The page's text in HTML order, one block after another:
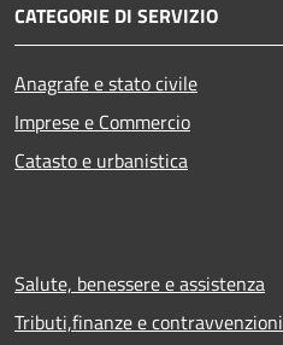
CATEGORIE DI SERVIZIO
Anagrafe e stato civile
Imprese e Commercio
Catasto e urbanistica
Salute, benessere e assistenza
Tributi,finanze e contravvenzioni